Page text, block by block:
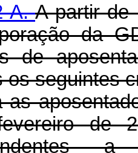
A.A partir de
da
de
os seguintes
as
de